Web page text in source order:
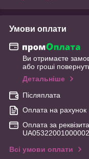
Умови оплати
Ви отримаєте
або гроші
Детальніше
Післяплата
Оплата на рахунок
Оплата за
Всі умови оплати